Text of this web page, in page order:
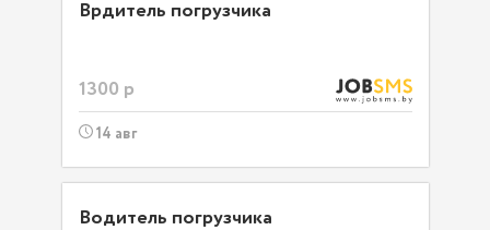
Врдитель погрузчика
1300 р
14 авг
Водитель погрузчика